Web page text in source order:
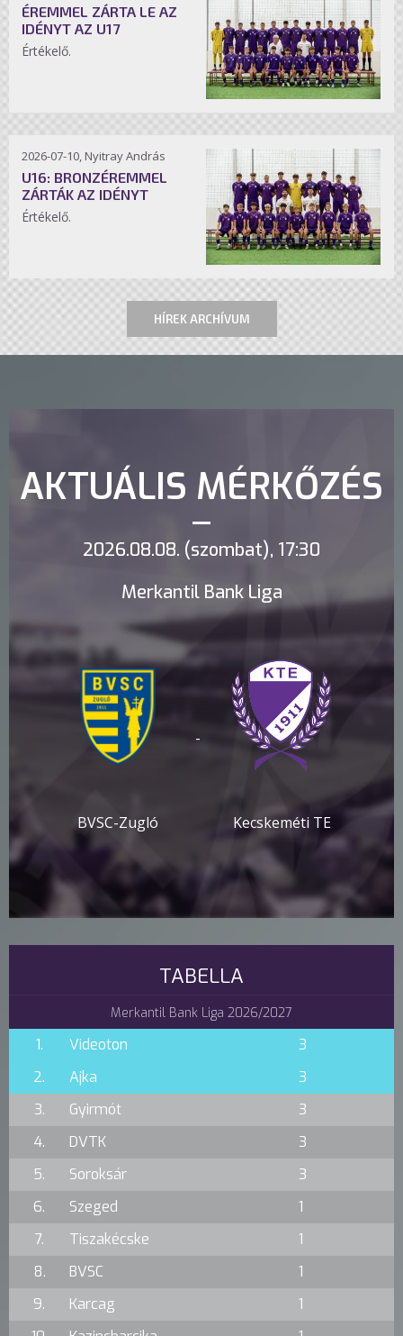
ÉREMMEL ZÁRTA LE AZ
IDÉNYT AZ U17
Értékelő.
2026-07-10, Nyitray András
U16: BRONZÉREMMEL
ZÁRTÁK AZ IDÉNYT
Értékelő.
HÍREK ARCHÍVUM
AKTUÁLIS MÉRKŐZÉS
2026.08.08. (szombat), 17:30
Merkantil Bank Liga
BVSC-Zugló
-
Kecskeméti TE
TABELLA
Merkantil Bank Liga 2026/2027
1. Videoton
3
2.
Ajka
3
3.
Gyirmót
3
4.
DVTK
3
5.
Soroksár
3
6.
Szeged
1
7.
Tiszakécske
1
8.
BVSC
1
9.
Karcag
1